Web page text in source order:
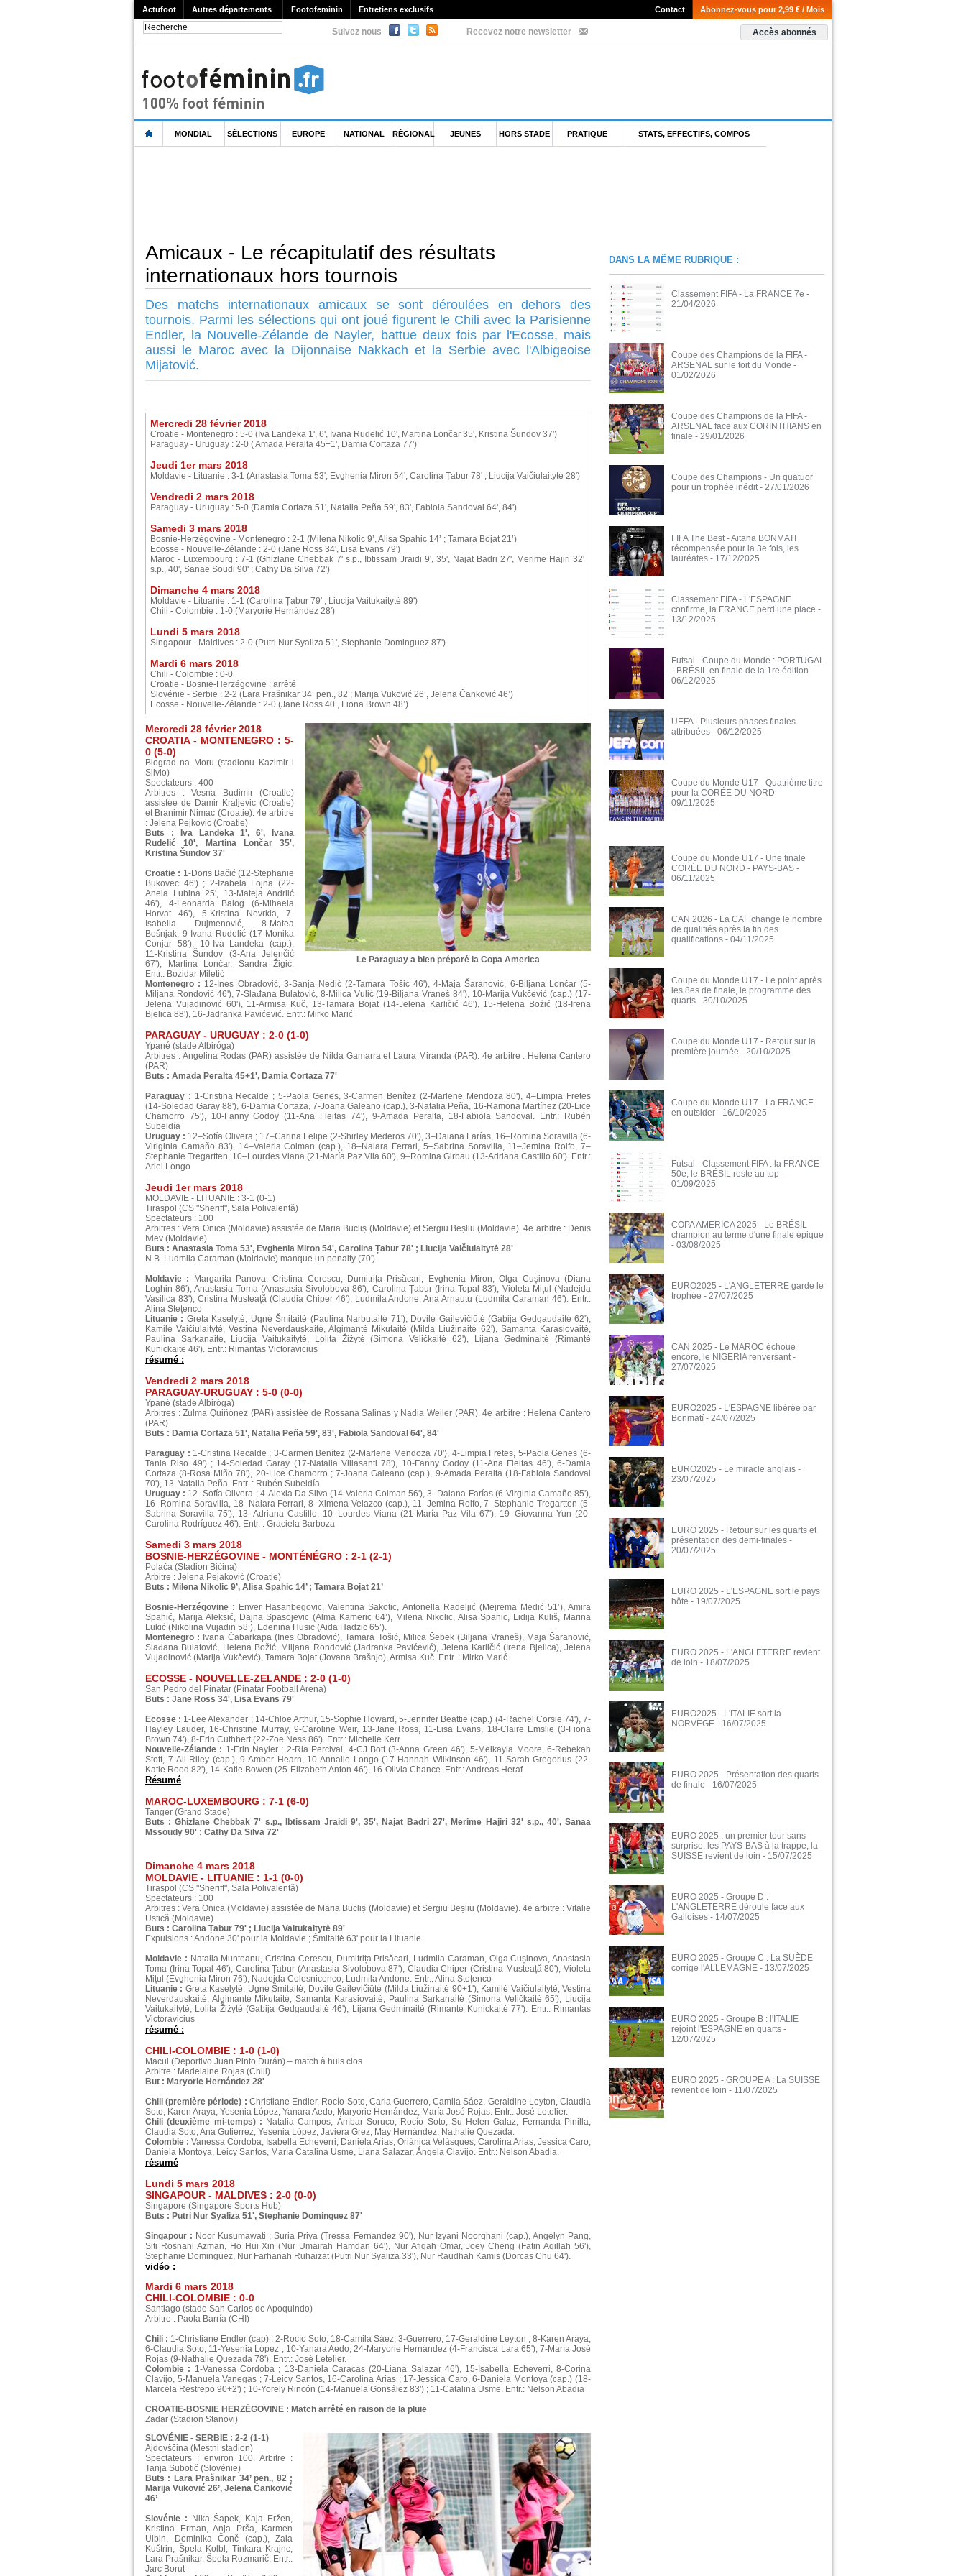
Actufoot Autres départements Footofeminin Entretiens exclusifs Abonnez-vous pour 2,99 € / Mois
Contact
Suivez nous Recevez notre newsletter Accès abonnés
MONDIAL SÉLECTIONS EUROPE NATIONAL RÉGIONAL JEUNES HORS STADE PRATIQUE STATS, EFFECTIFS, COMPOS
Amicaux - Le récapitulatif des résultats
internationaux hors tournois
Des matchs internationaux amicaux se sont déroulées en dehors des
tournois. Parmi les sélections qui ont joué figurent le Chili avec la Parisienne
Endler, la Nouvelle-Zélande de Nayler, battue deux fois par l'Ecosse, mais
aussi le Maroc avec la Dijonnaise Nakkach et la Serbie avec l'Albigeoise
Mijatović.
Mercredi 28 février 2018
Croatie - Montenegro : 5-0 (Iva Landeka 1', 6', Ivana Rudelić 10', Martina Lončar 35', Kristina Šundov 37')
Paraguay - Uruguay : 2-0 ( Amada Peralta 45+1', Damia Cortaza 77')
Jeudi 1er mars 2018
Moldavie - Lituanie : 3-1 (Anastasia Toma 53', Evghenia Miron 54', Carolina Țabur 78' ; Liucija Vaičiulaitytė 28')
Vendredi 2 mars 2018
Paraguay - Uruguay : 5-0 (Damia Cortaza 51', Natalia Peña 59', 83', Fabiola Sandoval 64', 84')
Samedi 3 mars 2018
Bosnie-Herzégovine - Montenegro : 2-1 (Milena Nikolic 9’, Alisa Spahic 14’ ; Tamara Bojat 21’)
Ecosse - Nouvelle-Zélande : 2-0 (Jane Ross 34', Lisa Evans 79')
Maroc - Luxembourg : 7-1 (Ghizlane Chebbak 7' s.p., Ibtissam Jraidi 9', 35', Najat Badri 27', Merime Hajiri 32'
s.p., 40', Sanae Soudi 90' ; Cathy Da Silva 72')
Dimanche 4 mars 2018
Moldavie - Lituanie : 1-1 (Carolina Țabur 79' ; Liucija Vaitukaitytė 89')
Chili - Colombie : 1-0 (Maryorie Hernández 28')
Lundi 5 mars 2018
Singapour - Maldives : 2-0 (Putri Nur Syaliza 51', Stephanie Dominguez 87')
Mardi 6 mars 2018
Chili - Colombie : 0-0
Croatie - Bosnie-Herzégovine : arrêté
Slovénie - Serbie : 2-2 (Lara Prašnikar 34’ pen., 82 ; Marija Vuković 26’, Jelena Čanković 46’)
Ecosse - Nouvelle-Zélande : 2-0 (Jane Ross 40’, Fiona Brown 48’)
Le Paraguay a bien préparé la Copa America
Mercredi 28 février 2018
CROATIA - MONTENEGRO : 5-
0 (5-0)
Biograd na Moru (stadionu Kazimir i
Silvio)
Spectateurs : 400
Arbitres : Vesna Budimir (Croatie)
assistée de Damir Kraljevic (Croatie)
et Branimir Nimac (Croatie). 4e arbitre
: Jelena Pejkovic (Croatie)
Buts : Iva Landeka 1', 6', Ivana
Rudelić 10', Martina Lončar 35',
Kristina Šundov 37'
Croatie : 1-Doris Bačić (12-Stephanie
Bukovec 46') ; 2-Izabela Lojna (22-
Anela Lubina 25', 13-Mateja Andrlić
46'), 4-Leonarda Balog (6-Mihaela
Horvat 46'), 5-Kristina Nevrkla, 7-
Isabella Dujmenović, 8-Matea
Bošnjak, 9-Ivana Rudelić (17-Monika
Conjar 58'), 10-Iva Landeka (cap.),
11-Kristina Šundov (3-Ana Jelenčić
67'), Martina Lončar, Sandra Žigić.
Entr.: Bozidar Miletić
Montenegro : 12-Ines Obradović, 3-Sanja Nedić (2-Tamara Tošić 46'), 4-Maja Šaranović, 6-Biljana Lončar (5-
Miljana Rondović 46'), 7-Slađana Bulatović, 8-Milica Vulić (19-Biljana Vraneš 84'), 10-Marija Vukčević (cap.) (17-
Jelena Vujadinović 60'), 11-Armisa Kuč, 13-Tamara Bojat (14-Jelena Karličić 46'), 15-Helena Božić (18-Irena
Bjelica 88'), 16-Jadranka Pavićević. Entr.: Mirko Marić
PARAGUAY - URUGUAY : 2-0 (1-0)
Ypané (stade Albiróga)
Arbitres : Angelina Rodas (PAR) assistée de Nilda Gamarra et Laura Miranda (PAR). 4e arbitre : Helena Cantero
(PAR)
Buts : Amada Peralta 45+1', Damia Cortaza 77'
Paraguay : 1-Cristina Recalde ; 5-Paola Genes, 3-Carmen Benítez (2-Marlene Mendoza 80'), 4–Limpia Fretes
(14-Soledad Garay 88'), 6-Damia Cortaza, 7-Joana Galeano (cap.), 3-Natalia Peña, 16-Ramona Martínez (20-Lice
Chamorro 75'), 10-Fanny Godoy (11-Ana Fleitas 74'), 9-Amada Peralta, 18-Fabiola Sandoval. Entr.: Rubén
Subeldía
Uruguay : 12–Sofía Olivera ; 17–Carina Felipe (2-Shirley Mederos 70'), 3–Daiana Farías, 16–Romina Soravilla (6-
Viriginia Camaño 83'), 14–Valeria Colman (cap.), 18–Naiara Ferrari, 5–Sabrina Soravilla, 11–Jemina Rolfo, 7–
Stephanie Tregartten, 10–Lourdes Viana (21-María Paz Vila 60'), 9–Romina Girbau (13-Adriana Castillo 60'). Entr.:
Ariel Longo
Jeudi 1er mars 2018
MOLDAVIE - LITUANIE : 3-1 (0-1)
Tiraspol (CS "Sheriff", Sala Polivalentă)
Spectateurs : 100
Arbitres : Vera Onica (Moldavie) assistée de Maria Bucliș (Moldavie) et Sergiu Beșliu (Moldavie). 4e arbitre : Denis
Ivlev (Moldavie)
Buts : Anastasia Toma 53', Evghenia Miron 54', Carolina Țabur 78' ; Liucija Vaičiulaitytė 28'
N.B. Ludmila Caraman (Moldavie) manque un penalty (70')
Moldavie : Margarita Panova, Cristina Cerescu, Dumitrița Prisăcari, Evghenia Miron, Olga Cușinova (Diana
Loghin 86'), Anastasia Toma (Anastasia Sivolobova 86'), Carolina Țabur (Irina Topal 83'), Violeta Mițul (Nadejda
Vasilica 83'), Cristina Musteață (Claudia Chiper 46'), Ludmila Andone, Ana Arnautu (Ludmila Caraman 46'). Entr.:
Alina Stețenco
Lituanie : Greta Kaselytė, Ugnė Šmitaitė (Paulina Narbutaitė 71'), Dovilė Gailevičiūtė (Gabija Gedgaudaitė 62'),
Kamilė Vaičiulaitytė, Vestina Neverdauskaitė, Algimantė Mikutaitė (Milda Liužinaitė 62'), Samanta Karasiovaitė,
Paulina Sarkanaitė, Liucija Vaitukaitytė, Lolita Žižytė (Simona Veličkaitė 62'), Lijana Gedminaitė (Rimantė
Kunickaitė 46'). Entr.: Rimantas Victoravicius
résumé :
Vendredi 2 mars 2018
PARAGUAY-URUGUAY : 5-0 (0-0)
Ypané (stade Albiróga)
Arbitres : Zulma Quiñónez (PAR) assistée de Rossana Salinas y Nadia Weiler (PAR). 4e arbitre : Helena Cantero
(PAR)
Buts : Damia Cortaza 51', Natalia Peña 59', 83', Fabiola Sandoval 64', 84'
Paraguay : 1-Cristina Recalde ; 3-Carmen Benítez (2-Marlene Mendoza 70'), 4-Limpia Fretes, 5-Paola Genes (6-
Tania Riso 49') ; 14-Soledad Garay (17-Natalia Villasanti 78'), 10-Fanny Godoy (11-Ana Fleitas 46'), 6-Damia
Cortaza (8-Rosa Miño 78'), 20-Lice Chamorro ; 7-Joana Galeano (cap.), 9-Amada Peralta (18-Fabiola Sandoval
70'), 13-Natalia Peña. Entr. : Rubén Subeldía.
Uruguay : 12–Sofía Olivera ; 4-Alexia Da Silva (14-Valeria Colman 56'), 3–Daiana Farías (6-Virginia Camaño 85'),
16–Romina Soravilla, 18–Naiara Ferrari, 8–Ximena Velazco (cap.), 11–Jemina Rolfo, 7–Stephanie Tregartten (5-
Sabrina Soravilla 75'), 13–Adriana Castillo, 10–Lourdes Viana (21-María Paz Vila 67'), 19–Giovanna Yun (20-
Carolina Rodríguez 46'). Entr. : Graciela Barboza
Samedi 3 mars 2018
BOSNIE-HERZÉGOVINE - MONTÉNÉGRO : 2-1 (2-1)
Polača (Stadion Bićina)
Arbitre : Jelena Pejaković (Croatie)
Buts : Milena Nikolic 9’, Alisa Spahic 14’ ; Tamara Bojat 21’
Bosnie-Herzégovine : Enver Hasanbegovic, Valentina Sakotic, Antonella Radeljić (Mejrema Medić 51’), Amira
Spahić, Marija Aleksić, Dajna Spasojevic (Alma Kameric 64’), Milena Nikolic, Alisa Spahic, Lidija Kuliš, Marina
Lukić (Nikolina Vujadin 58’), Edenina Husic (Aida Hadzic 65’).
Montenegro : Ivana Čabarkapa (Ines Obradović), Tamara Tošić, Milica Šebek (Biljana Vraneš), Maja Šaranović,
Slađana Bulatović, Helena Božić, Miljana Rondović (Jadranka Pavićević), Jelena Karličić (Irena Bjelica), Jelena
Vujadinović (Marija Vukčević), Tamara Bojat (Jovana Brašnjo), Armisa Kuč. Entr. : Mirko Marić
ECOSSE - NOUVELLE-ZELANDE : 2-0 (1-0)
San Pedro del Pinatar (Pinatar Football Arena)
Buts : Jane Ross 34', Lisa Evans 79'
Ecosse : 1-Lee Alexander ; 14-Chloe Arthur, 15-Sophie Howard, 5-Jennifer Beattie (cap.) (4-Rachel Corsie 74'), 7-
Hayley Lauder, 16-Christine Murray, 9-Caroline Weir, 13-Jane Ross, 11-Lisa Evans, 18-Claire Emslie (3-Fiona
Brown 74'), 8-Erin Cuthbert (22-Zoe Ness 86'). Entr.: Michelle Kerr
Nouvelle-Zélande : 1-Erin Nayler ; 2-Ria Percival, 4-CJ Bott (3-Anna Green 46'), 5-Meikayla Moore, 6-Rebekah
Stott, 7-Ali Riley (cap.), 9-Amber Hearn, 10-Annalie Longo (17-Hannah Wilkinson 46'), 11-Sarah Gregorius (22-
Katie Rood 82'), 14-Katie Bowen (25-Elizabeth Anton 46'), 16-Olivia Chance. Entr.: Andreas Heraf
Résumé
MAROC-LUXEMBOURG : 7-1 (6-0)
Tanger (Grand Stade)
Buts : Ghizlane Chebbak 7' s.p., Ibtissam Jraidi 9', 35', Najat Badri 27', Merime Hajiri 32' s.p., 40', Sanaa
Mssoudy 90' ; Cathy Da Silva 72'
Dimanche 4 mars 2018
MOLDAVIE - LITUANIE : 1-1 (0-0)
Tiraspol (CS "Sheriff", Sala Polivalentă)
Spectateurs : 100
Arbitres : Vera Onica (Moldavie) assistée de Maria Bucliș (Moldavie) et Sergiu Beșliu (Moldavie). 4e arbitre : Vitalie
Ustică (Moldavie)
Buts : Carolina Țabur 79' ; Liucija Vaitukaitytė 89'
Expulsions : Andone 30' pour la Moldavie ; Šmitaitė 63' pour la Lituanie
Moldavie : Natalia Munteanu, Cristina Cerescu, Dumitrița Prisăcari, Ludmila Caraman, Olga Cușinova, Anastasia
Toma (Irina Topal 46'), Carolina Țabur (Anastasia Sivolobova 87'), Claudia Chiper (Cristina Musteață 80'), Violeta
Mițul (Evghenia Miron 76'), Nadejda Colesnicenco, Ludmila Andone. Entr.: Alina Stețenco
Lituanie : Greta Kaselytė, Ugnė Šmitaitė, Dovilė Gailevičiūtė (Milda Liužinaitė 90+1'), Kamilė Vaičiulaitytė, Vestina
Neverdauskaitė, Algimantė Mikutaitė, Samanta Karasiovaitė, Paulina Sarkanaitė (Simona Veličkaitė 65'), Liucija
Vaitukaitytė, Lolita Žižytė (Gabija Gedgaudaitė 46'), Lijana Gedminaitė (Rimantė Kunickaitė 77'). Entr.: Rimantas
Victoravicius
résumé :
CHILI-COLOMBIE : 1-0 (1-0)
Macul (Deportivo Juan Pinto Durán) – match à huis clos
Arbitre : Madelaine Rojas (Chili)
But : Maryorie Hernández 28'
Chili (première période) : Christiane Endler, Rocío Soto, Carla Guerrero, Camila Sáez, Geraldine Leyton, Claudia
Soto, Karen Araya, Yesenia López, Yanara Aedo, Maryorie Hernández, María José Rojas. Entr.: José Letelier.
Chili (deuxième mi-temps) : Natalia Campos, Ámbar Soruco, Rocío Soto, Su Helen Galaz, Fernanda Pinilla,
Claudia Soto, Ana Gutiérrez, Yesenia López, Javiera Grez, May Hernández, Nathalie Quezada.
Colombie : Vanessa Córdoba, Isabella Echeverri, Daniela Arias, Oriánica Velásques, Carolina Arias, Jessica Caro,
Daniela Montoya, Leicy Santos, María Catalina Usme, Liana Salazar, Ángela Clavijo. Entr.: Nelson Abadia.
résumé
Lundi 5 mars 2018
SINGAPOUR - MALDIVES : 2-0 (0-0)
Singapore (Singapore Sports Hub)
Buts : Putri Nur Syaliza 51', Stephanie Dominguez 87'
Singapour : Noor Kusumawati ; Suria Priya (Tressa Fernandez 90'), Nur Izyani Noorghani (cap.), Angelyn Pang,
Siti Rosnani Azman, Ho Hui Xin (Nur Umairah Hamdan 64'), Nur Afiqah Omar, Joey Cheng (Fatin Aqillah 56'),
Stephanie Dominguez, Nur Farhanah Ruhaizat (Putri Nur Syaliza 33'), Nur Raudhah Kamis (Dorcas Chu 64').
vidéo :
Mardi 6 mars 2018
CHILI-COLOMBIE : 0-0
Santiago (stade San Carlos de Apoquindo)
Arbitre : Paola Barría (CHI)
Chili : 1-Christiane Endler (cap) ; 2-Rocío Soto, 18-Camila Sáez, 3-Guerrero, 17-Geraldine Leyton ; 8-Karen Araya,
6-Claudia Soto, 11-Yesenia López ; 10-Yanara Aedo, 24-Maryorie Hernández (4-Francisca Lara 65'), 7-María José
Rojas (9-Nathalie Quezada 78'). Entr.: José Letelier.
Colombie : 1-Vanessa Córdoba ; 13-Daniela Caracas (20-Liana Salazar 46'), 15-Isabella Echeverri, 8-Corina
Clavijo, 5-Manuela Vanegas ; 7-Leicy Santos, 16-Carolina Arias ; 17-Jessica Caro, 6-Daniela Montoya (cap.) (18-
Marcela Restrepo 90+2') ; 10-Yorely Rincón (14-Manuela Gonsález 83') ; 11-Catalina Usme. Entr.: Nelson Abadia
CROATIE-BOSNIE HERZÉGOVINE : Match arrêté en raison de la pluie
Zadar (Stadion Stanovi)
SLOVÉNIE - SERBIE : 2-2 (1-1)
Ajdovščina (Mestni stadion)
Spectateurs : environ 100. Arbitre :
Tanja Subotič (Slovénie)
Buts : Lara Prašnikar 34’ pen., 82 ;
Marija Vuković 26’, Jelena Čanković
46’
Slovénie :
Nika Šapek, Kaja Eržen,
Kristina Erman, Anja Prša, Karmen
Ulbin, Dominika Čonč (cap.), Zala
Kuštrin, Špela Kolbl, Tinkara Krajnc,
Lara Prašnikar, Špela Rozmarič. Entr.:
Jarc Borut
DANS LA MÊME RUBRIQUE :
Classement FIFA - La FRANCE 7e -
21/04/2026
Coupe des Champions de la FIFA -
ARSENAL sur le toit du Monde -
01/02/2026
Coupe des Champions de la FIFA -
ARSENAL face aux CORINTHIANS en
finale - 29/01/2026
Coupe des Champions - Un quatuor
pour un trophée inédit - 27/01/2026
FIFA The Best - Aitana BONMATI
récompensée pour la 3e fois, les
lauréates - 17/12/2025
Classement FIFA - L'ESPAGNE
confirme, la FRANCE perd une place -
13/12/2025
Futsal - Coupe du Monde : PORTUGAL
- BRÉSIL en finale de la 1re édition -
06/12/2025
UEFA - Plusieurs phases finales
attribuées - 06/12/2025
Coupe du Monde U17 - Quatrième titre
pour la CORÉE DU NORD -
09/11/2025
Coupe du Monde U17 - Une finale
CORÉE DU NORD - PAYS-BAS -
06/11/2025
CAN 2026 - La CAF change le nombre
de qualifiés après la fin des
qualifications - 04/11/2025
Coupe du Monde U17 - Le point après
les 8es de finale, le programme des
quarts - 30/10/2025
Coupe du Monde U17 - Retour sur la
première journée - 20/10/2025
Coupe du Monde U17 - La FRANCE
en outsider - 16/10/2025
Futsal - Classement FIFA : la FRANCE
50e, le BRÉSIL reste au top -
01/09/2025
COPA AMERICA 2025 - Le BRÉSIL
champion au terme d'une finale épique
- 03/08/2025
EURO2025 - L'ANGLETERRE garde le
trophée - 27/07/2025
CAN 2025 - Le MAROC échoue
encore, le NIGERIA renversant -
27/07/2025
EURO2025 - L'ESPAGNE libérée par
Bonmatí - 24/07/2025
EURO2025 - Le miracle anglais -
23/07/2025
EURO 2025 - Retour sur les quarts et
présentation des demi-finales -
20/07/2025
EURO 2025 - L'ESPAGNE sort le pays
hôte - 19/07/2025
EURO 2025 - L'ANGLETERRE revient
de loin - 18/07/2025
EURO2025 - L'ITALIE sort la
NORVÈGE - 16/07/2025
EURO 2025 - Présentation des quarts
de finale - 16/07/2025
EURO 2025 : un premier tour sans
surprise, les PAYS-BAS à la trappe, la
SUISSE revient de loin - 15/07/2025
EURO 2025 - Groupe D :
L'ANGLETERRE déroule face aux
Galloises - 14/07/2025
EURO 2025 - Groupe C : La SUÈDE
corrige l'ALLEMAGNE - 13/07/2025
EURO 2025 - Groupe B : l'ITALIE
rejoint l'ESPAGNE en quarts -
12/07/2025
EURO 2025 - GROUPE A : La SUISSE
revient de loin - 11/07/2025